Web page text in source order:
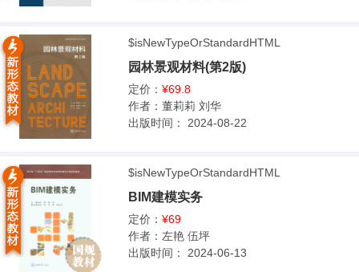
$isNewTypeOrStandardHTML
园林景观材料(第2版)
定价： ¥69.8
作者： 董莉莉 刘华
出版时间：
2024-08-22
$isNewTypeOrStandardHTML
BIM建模实务
定价： ¥69
作者： 左艳 伍坪
出版时间：
2024-06-13